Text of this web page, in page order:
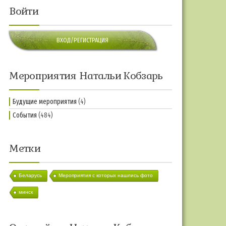
Войти
ВХОД/РЕГИСТРАЦИЯ
Мероприятия Натальи Кобзарь
Будущие мероприятия (4)
События (484)
Метки
Беларусь Мероприятия с которых нашлись фото
минск